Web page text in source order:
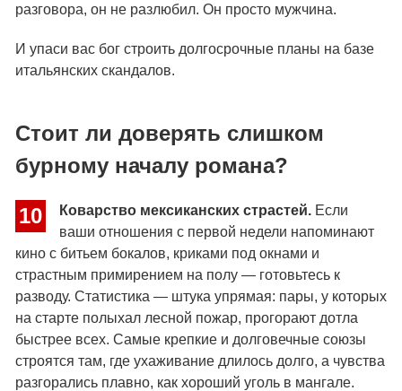
разговора, он не разлюбил. Он просто мужчина.
И упаси вас бог строить долгосрочные планы на базе
итальянских скандалов.
Стоит ли доверять слишком
бурному началу романа?
10 Коварство мексиканских страстей. Если
ваши отношения с первой недели напоминают
кино с битьем бокалов, криками под окнами и
страстным примирением на полу — готовьтесь к
разводу. Статистика — штука упрямая: пары, у которых
на старте полыхал лесной пожар, прогорают дотла
быстрее всех. Самые крепкие и долговечные союзы
строятся там, где ухаживание длилось долго, а чувства
разгорались плавно, как хороший уголь в мангале.